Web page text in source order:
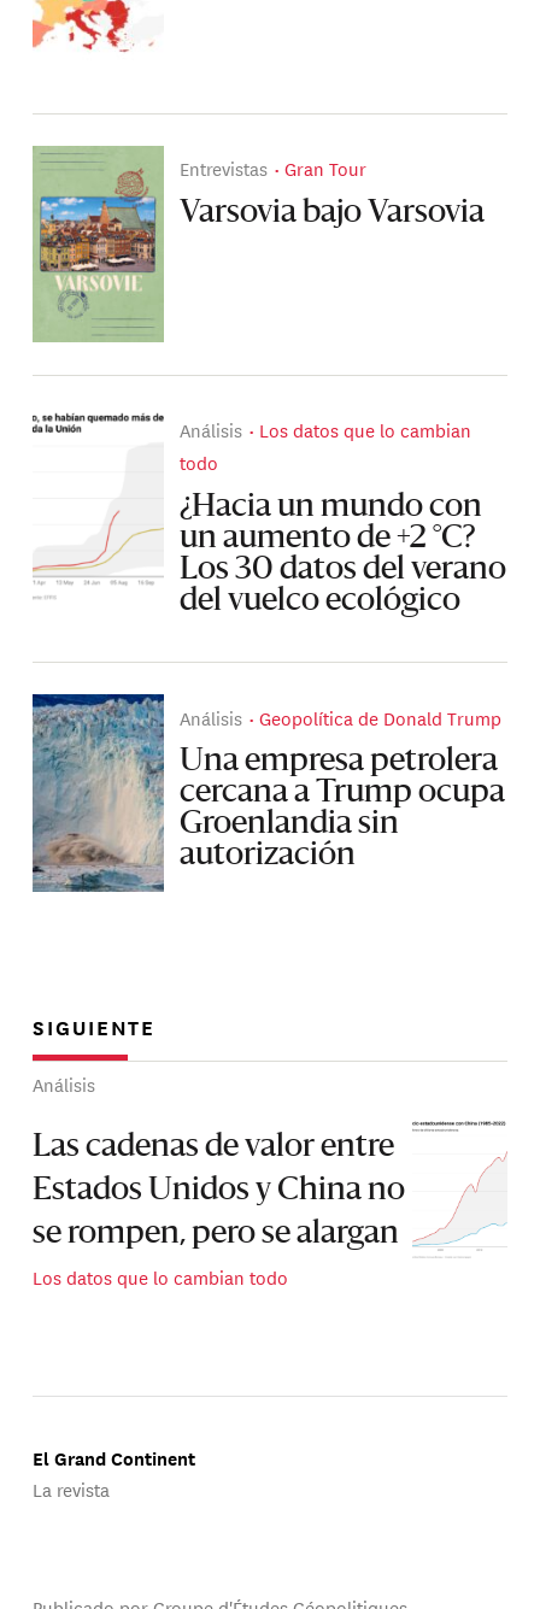
Entrevistas Gran Tour
Varsovia bajo Varsovia
Análisis
Los datos que lo cambian
todo
¿Hacia un mundo con
un aumento de +2 °C?
Los 30 datos del verano
del vuelco ecológico
Análisis Geopolítica de Donald Trump
Una empresa petrolera
cercana a Trump ocupa
Groenlandia sin
autorización
SIGUIENTE
Análisis
Las cadenas de valor entre
Estados Unidos y China no
se rompen, pero se alargan
Los datos que lo cambian todo
El Grand Continent
La revista